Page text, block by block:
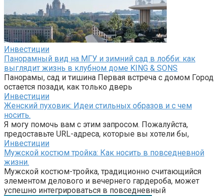
Инвестиции
Панорамный вид на МГУ и зимний сад в лобби: как
выглядит жизнь в клубном доме KING & SONS
Панорамы, сад и тишина Первая встреча с домом Город
остается позади, как только дверь
Инвестиции
Женский пуховик: Идеи стильных образов и с чем
носить.
Я могу помочь вам с этим запросом. Пожалуйста,
предоставьте URL-адреса, которые вы хотели бы,
Инвестиции
Мужской костюм тройка: Как носить в повседневной
жизни.
Мужской костюм-тройка, традиционно считающийся
элементом делового и вечернего гардероба, может
успешно интегрироваться в повседневный